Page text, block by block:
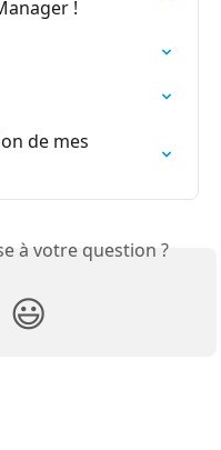
!
de mes
à votre question ?
😃